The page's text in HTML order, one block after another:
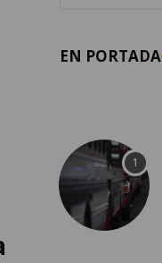
EN PORTADA